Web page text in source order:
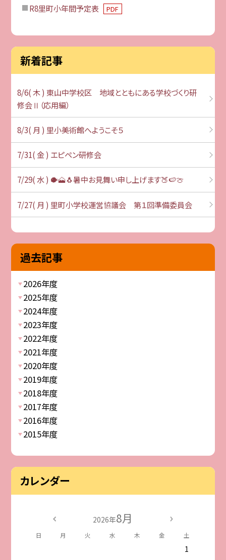
R8里町小年間予定表 PDF
新着記事
8/6( 木 ) 東山中学校区 地域とともにある学校づくり研
修会Ⅱ（応用編）
8/3( 月 ) 里小美術館へようこそ５
7/31( 金 ) エピペン研修会
7/29( 水 ) 🐡🗻🐧暑中お見舞い申し上げます🍑🍉🍈
7/27( 月 ) 里町小学校運営協議会 第１回準備委員会
過去記事
2026年度
2025年度
2024年度
2023年度
2022年度
2021年度
2020年度
2019年度
2018年度
2017年度
2016年度
2015年度
カレンダー
2026年8月
日 月 火 水 木 金 土
1